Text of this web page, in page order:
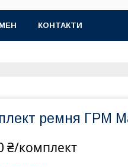
КОНТАКТИ
ремня ГРМ
₴/комплект